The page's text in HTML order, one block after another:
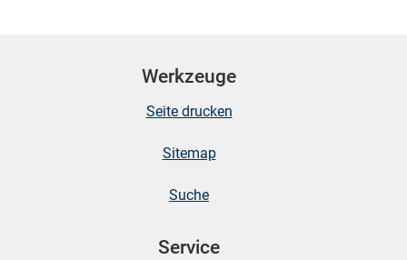
Werkzeuge
Seite drucken
Sitemap
Suche
Service